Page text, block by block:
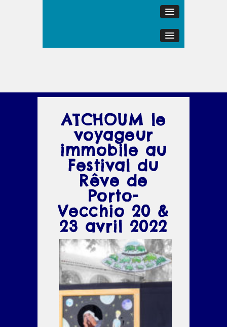
ATCHOUM le
voyageur
immobile au
Festival du
Rêve de
Porto-
Vecchio 20 &
23 avril 2022